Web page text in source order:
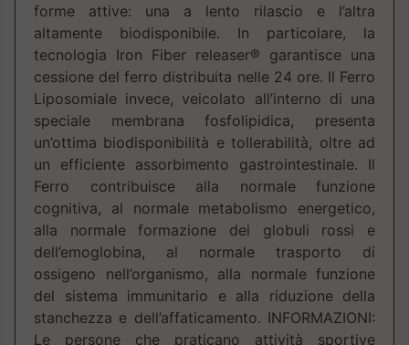
forme attive: una a lento rilascio e l’altra
altamente biodisponibile. In particolare, la
tecnologia Iron Fiber releaser® garantisce una
cessione del ferro distribuita nelle 24 ore. Il Ferro
Liposomiale invece, veicolato all’interno di una
speciale membrana fosfolipidica, presenta
un’ottima biodisponibilità e tollerabilità, oltre ad
un efficiente assorbimento gastrointestinale. Il
Ferro contribuisce alla normale funzione
cognitiva, al normale metabolismo energetico,
alla normale formazione dei globuli rossi e
dell’emoglobina, al normale trasporto di
ossigeno nell’organismo, alla normale funzione
del sistema immunitario e alla riduzione della
stanchezza e dell’affaticamento. INFORMAZIONI:
Le persone che praticano attività sportive